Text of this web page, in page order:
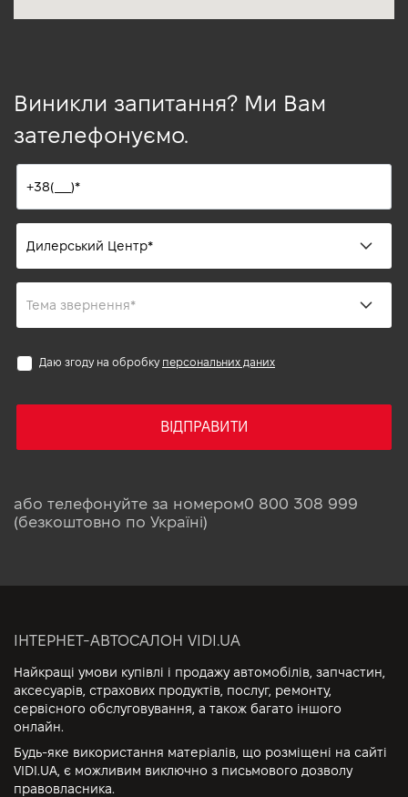
Виникли запитання? Ми Вам
зателефонуємо.
Даю згоду на обробку персональних даних
ВІДПРАВИТИ
або телефонуйте за номером0 800 308 999
(безкоштовно по Україні)
ІНТЕРНЕТ-АВТОСАЛОН VIDI.UA
Найкращі умови купівлі і продажу автомобілів, запчастин,
аксесуарів, страхових продуктів, послуг, ремонту,
сервісного обслуговування, а також багато іншого
онлайн.
Будь-яке використання матеріалів, що розміщені на сайті
VIDI.UA, є можливим виключно з письмового дозволу
правовласника.